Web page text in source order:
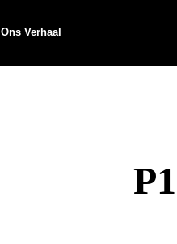
Ons Verhaal